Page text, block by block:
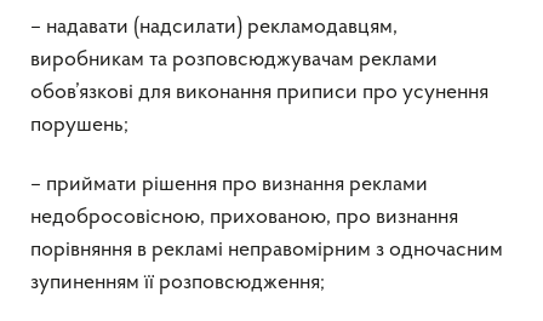
– надавати (надсилати) рекламодавцям,
виробникам та розповсюджувачам реклами
обов’язкові для виконання приписи про усунення
порушень;
– приймати рішення про визнання реклами
недобросовісною, прихованою, про визнання
порівняння в рекламі неправомірним з одночасним
зупиненням її розповсюдження;